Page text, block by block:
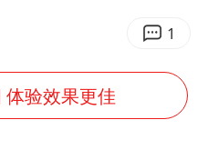
外交部发言人就广岛核爆81周年等答记者问
温度计大楼”读数爆表
1
验效果更佳